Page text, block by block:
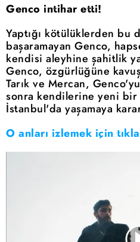
Genco intihar etti!
Yaptığı kötülüklerden bu
başaramayan Genco,
kendisi aleyhine şahitlik
Genco, özgürlüğüne
Tarık ve Mercan,
sonra kendilerine yeni bir
İstanbul'da yaşamaya
O anları izlemek için